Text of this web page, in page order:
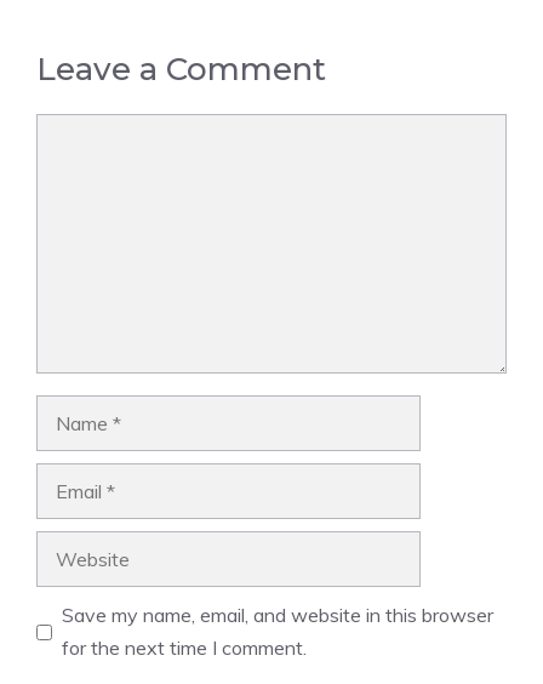
Leave a Comment
Save my name, email, and website in this browser
for the next time I comment.